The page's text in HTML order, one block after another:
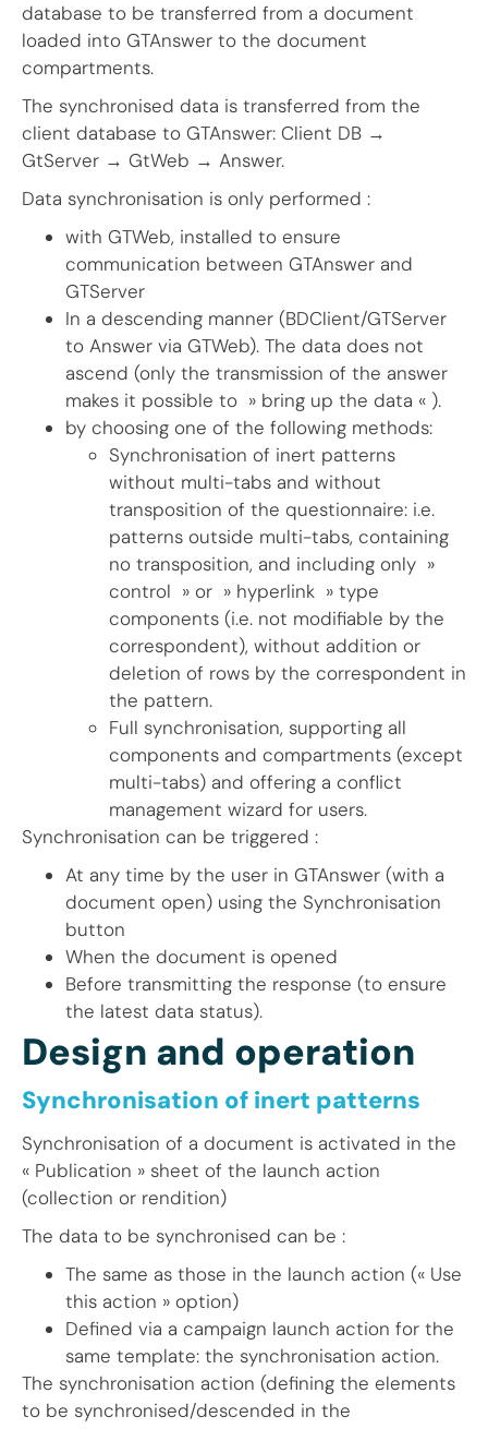
database to be transferred from a document
loaded into GTAnswer to the document
compartments.
The synchronised data is transferred from the
client database to GTAnswer: Client DB →
GtServer → GtWeb → Answer.
Data synchronisation is only performed :
with GTWeb, installed to ensure
communication between GTAnswer and
GTServer
In a descending manner (BDClient/GTServer
to Answer via GTWeb). The data does not
ascend (only the transmission of the answer
makes it possible to » bring up the data « ).
by choosing one of the following methods:
Synchronisation of inert patterns
without multi-tabs and without
transposition of the questionnaire: i.e.
patterns outside multi-tabs, containing
no transposition, and including only »
control » or » hyperlink » type
components (i.e. not modifiable by the
correspondent), without addition or
deletion of rows by the correspondent in
the pattern.
Full synchronisation, supporting all
components and compartments (except
multi-tabs) and offering a conflict
management wizard for users.
Synchronisation can be triggered :
At any time by the user in GTAnswer (with a
document open) using the Synchronisation
button
When the document is opened
Before transmitting the response (to ensure
the latest data status).
Design and operation
Synchronisation of inert patterns
Synchronisation of a document is activated in the
« Publication » sheet of the launch action
(collection or rendition)
The data to be synchronised can be :
The same as those in the launch action (« Use
this action » option)
Defined via a campaign launch action for the
same template: the synchronisation action.
The synchronisation action (defining the elements
to be synchronised/descended in the